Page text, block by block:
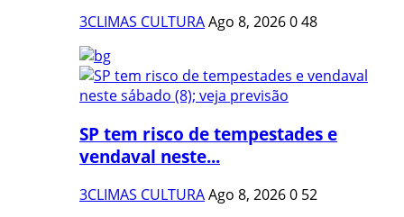
3CLIMAS CULTURAAgo 8, 2026048
SP tem risco de tempestades e
vendaval neste...
3CLIMAS CULTURAAgo 8, 20260 52